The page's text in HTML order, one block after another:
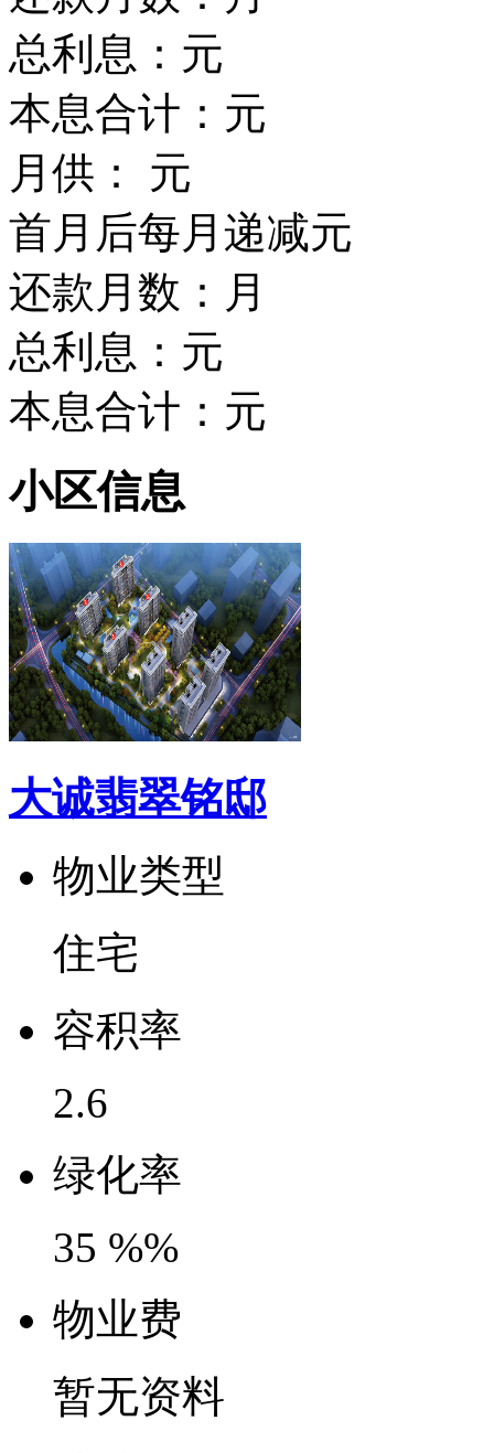
总利息： 元
本息合计： 元
月供：
元
首月后每月递减元
还款月数： 月
总利息： 元
本息合计： 元
小区信息
大诚翡翠铭邸
物业类型
住宅
容积率
2.6
绿化率
35 %%
物业费
暂无资料